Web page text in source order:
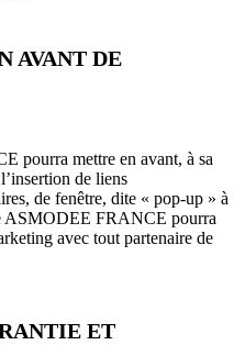
AVANT DE
pourra mettre en avant, à sa
de liens
de fenêtre, dite « pop-up » à
ASMODEE FRANCE pourra
avec tout partenaire de
ET